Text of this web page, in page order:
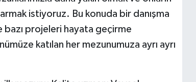
istiyoruz. Bu konuda bir danışma
projeleri hayata geçirme
katılan her mezunumuza ayrı ayrı